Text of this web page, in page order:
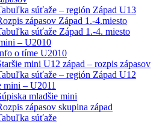
súťaže – región Západ U13
zápasov Západ 1.-4.miesto
súťaže Západ 1.-4. miesto
– U2010
o tíme U2010
mini U12 západ – rozpis zápasov
súťaže – región Západ U12
mini – U2011
mladšie mini
zápasov skupina západ
súťaže